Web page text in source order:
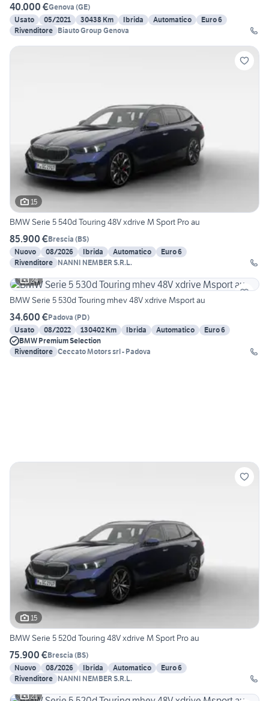
40.000 €Genova (GE)
Usato
05/2021 30438 Km Ibrida Automatico
Euro 6
Rivenditore Biauto Group Genova
15
BMW Serie 5 540d Touring 48V xdrive M Sport Pro au
85.900 €Brescia (BS)
Nuovo
08/2026 Ibrida Automatico
Euro 6
Rivenditore NANNI NEMBER S.R.L.
24
BMW Serie 5 530d Touring mhev 48V xdrive Msport au
34.600 €Padova (PD)
Usato
08/2022 130402 Km Ibrida Automatico
Euro 6
BMW Premium Selection
Rivenditore Ceccato Motors srl - Padova
15
BMW Serie 5 520d Touring 48V xdrive M Sport Pro au
75.900 €Brescia (BS)
Nuovo
08/2026 Ibrida Automatico
Euro 6
Rivenditore NANNI NEMBER S.R.L.
21